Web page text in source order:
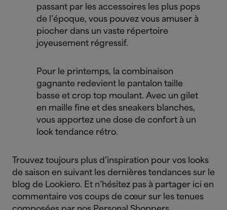
passant par les accessoires les plus pops
de l’époque, vous pouvez vous amuser à
piocher dans un vaste répertoire
joyeusement régressif.
Pour le printemps, la combinaison
gagnante redevient le pantalon taille
basse et crop top moulant. Avec un gilet
en maille fine et des sneakers blanches,
vous apportez une dose de confort à un
look tendance rétro.
Trouvez toujours plus d’inspiration pour vos looks
de saison en suivant les dernières tendances sur le
blog de Lookiero. Et n’hésitez pas à partager ici en
commentaire vos coups de cœur sur les tenues